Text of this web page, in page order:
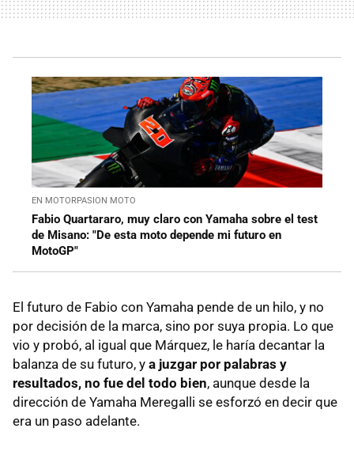
EN MOTORPASION MOTO
Fabio Quartararo, muy claro con Yamaha sobre el test
de Misano: "De esta moto depende mi futuro en
MotoGP"
El futuro de Fabio con Yamaha pende de un hilo, y no
por decisión de la marca, sino por suya propia. Lo que
vio y probó, al igual que Márquez, le haría decantar la
balanza de su futuro, y a juzgar por palabras y
resultados, no fue del todo bien, aunque desde la
dirección de Yamaha Meregalli se esforzó en decir que
era un paso adelante.